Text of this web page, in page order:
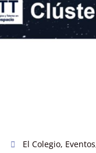
El Colegio, Eventos